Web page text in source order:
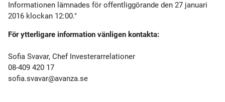
Informationen lämnades för offentliggörande den 27 januari
2016 klockan 12:00."
För ytterligare information vänligen kontakta:
Sofia Svavar, Chef Investerarrelationer
08-409 420 17
sofia.svavar@avanza.se